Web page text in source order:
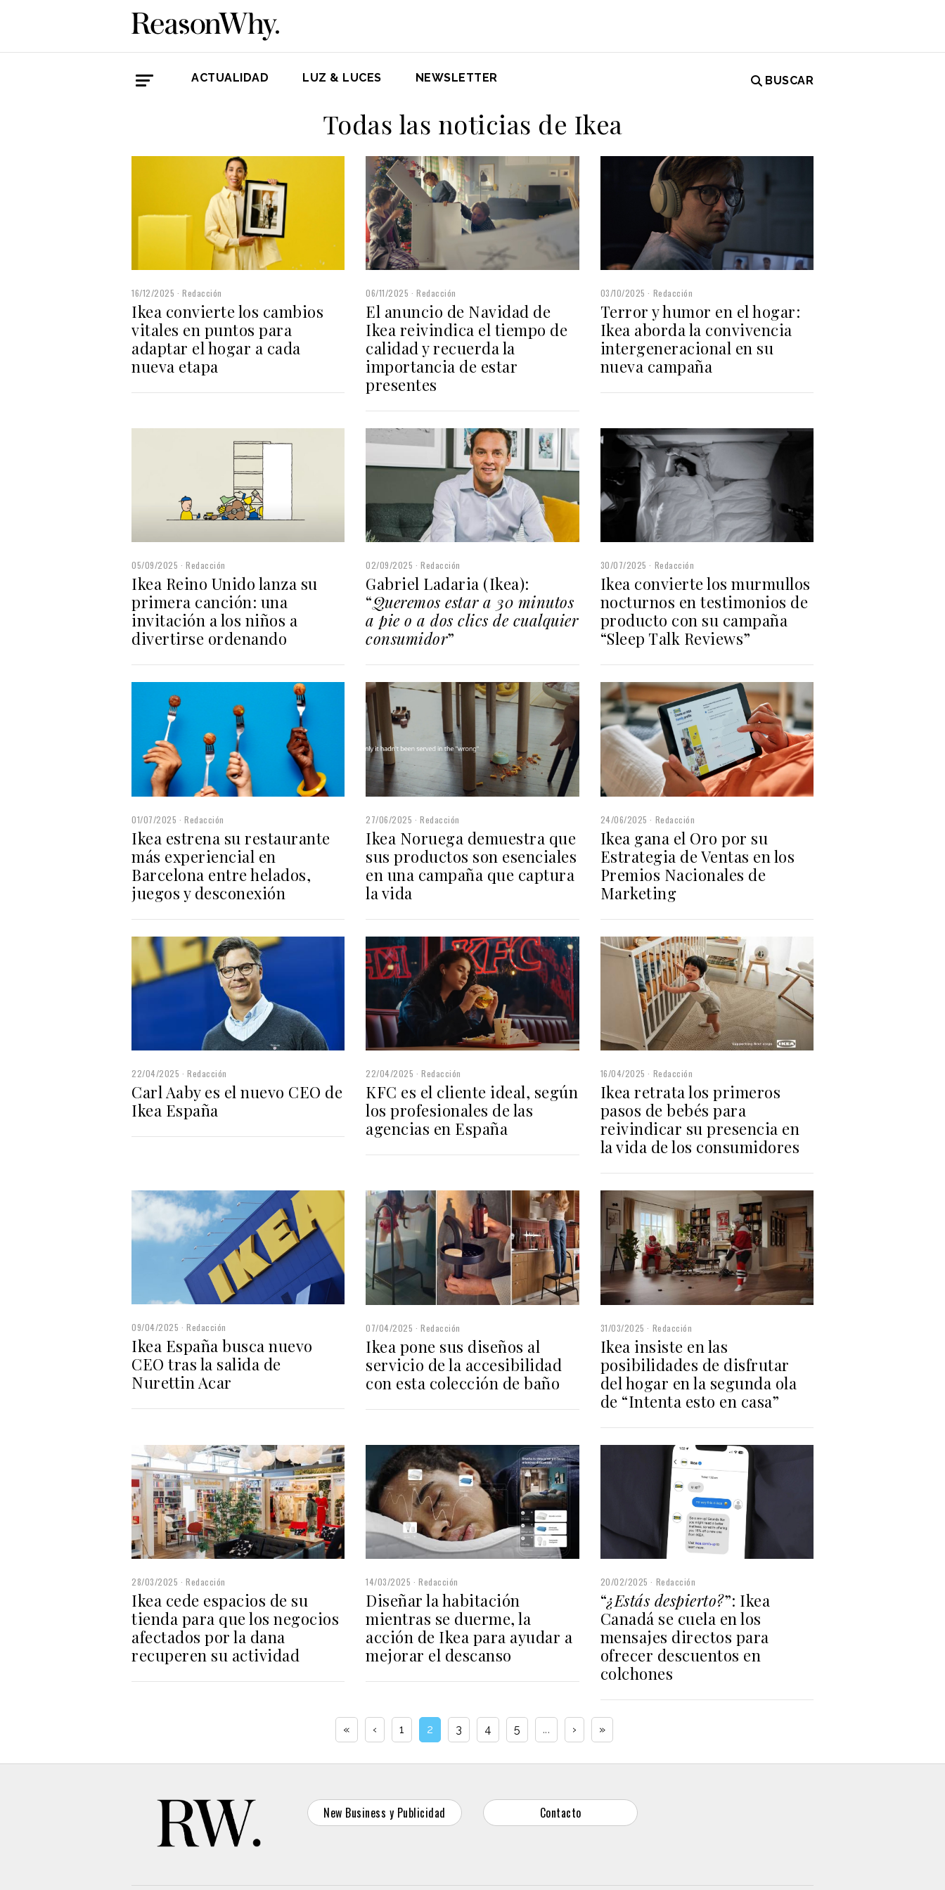
ACTUALIDAD LUZ & LUCES NEWSLETTER BUSCAR
Todas las noticias de Ikea
16/12/2025 Redacción
Ikea convierte los cambios
vitales en puntos para
adaptar el hogar a cada
nueva etapa
06/11/2025 Redacción
El anuncio de Navidad de
Ikea reivindica el tiempo de
calidad y recuerda la
importancia de estar
presentes
03/10/2025 Redacción
Terror y humor en el hogar:
Ikea aborda la convivencia
intergeneracional en su
nueva campaña
05/09/2025 Redacción
Ikea Reino Unido lanza su
primera canción: una
invitación a los niños a
divertirse ordenando
02/09/2025 Redacción
Gabriel Ladaria (Ikea):
“Queremos estar a 30 minutos
a pie o a dos clics de cualquier
consumidor”
30/07/2025 Redacción
Ikea convierte los murmullos
nocturnos en testimonios de
producto con su campaña
“Sleep Talk Reviews”
01/07/2025 Redacción
Ikea estrena su restaurante
más experiencial en
Barcelona entre helados,
juegos y desconexión
27/06/2025 Redacción
Ikea Noruega demuestra que
sus productos son esenciales
en una campaña que captura
la vida
24/06/2025 Redacción
Ikea gana el Oro por su
Estrategia de Ventas en los
Premios Nacionales de
Marketing
22/04/2025 Redacción
Carl Aaby es el nuevo CEO de
Ikea España
22/04/2025 Redacción
KFC es el cliente ideal, según
los profesionales de las
agencias en España
16/04/2025 Redacción
Ikea retrata los primeros
pasos de bebés para
reivindicar su presencia en
la vida de los consumidores
09/04/2025 Redacción
Ikea España busca nuevo
CEO tras la salida de
Nurettin Acar
07/04/2025 Redacción
Ikea pone sus diseños al
servicio de la accesibilidad
con esta colección de baño
31/03/2025 Redacción
Ikea insiste en las
posibilidades de disfrutar
del hogar en la segunda ola
de “Intenta esto en casa”
28/03/2025 Redacción
Ikea cede espacios de su
tienda para que los negocios
afectados por la dana
recuperen su actividad
14/03/2025 Redacción
Diseñar la habitación
mientras se duerme, la
acción de Ikea para ayudar a
mejorar el descanso
20/02/2025 Redacción
“¿Estás despierto?”: Ikea
Canadá se cuela en los
mensajes directos para
ofrecer descuentos en
colchones
« ‹ 1 2 3 4 5 ... › »
New Business y Publicidad Contacto